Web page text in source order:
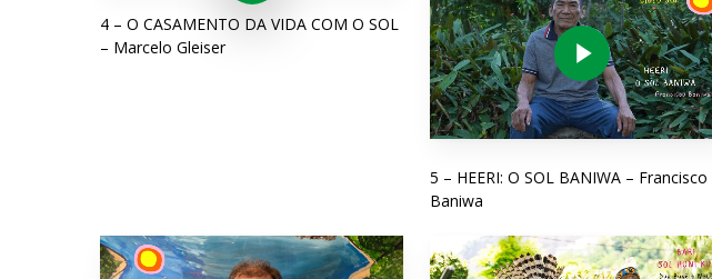
4 – O CASAMENTO DA VIDA COM O SOL
– Marcelo Gleiser
Play Video
5 – HEERI: O SOL BANIWA – Francisco
Baniwa